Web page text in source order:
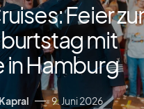
Feier
mit
in Hamburg
9. Juni 2026